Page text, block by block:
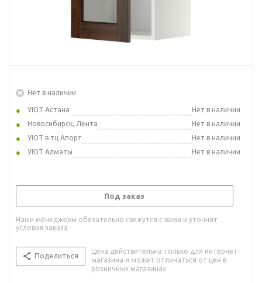
Нет в наличии
УЮТ Астана
Нет в наличии
Новосибирск, Лента
Нет в наличии
УЮТ в тц Апорт
Нет в наличии
УЮТ Алматы
Нет в наличии
Под заказ
Наши менеджеры обязательно свяжутся с вами и уточнят
условия заказа
Поделиться
Цена действительна только для интернет-
магазина и может отличаться от цен в
розничных магазинах